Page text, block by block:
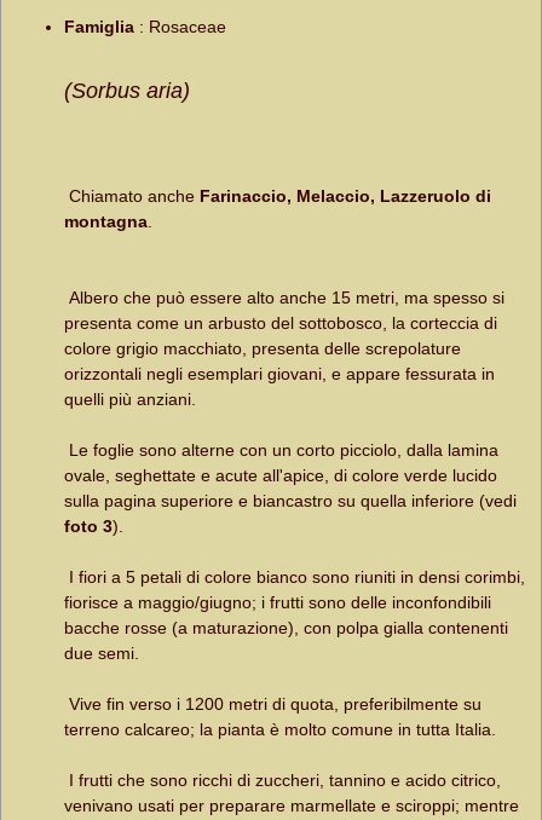
Famiglia : Rosaceae
(Sorbus aria)
Chiamato anche Farinaccio, Melaccio, Lazzeruolo di
montagna.
Albero che può essere alto anche 15 metri, ma spesso si
presenta come un arbusto del sottobosco, la corteccia di
colore grigio macchiato, presenta delle screpolature
orizzontali negli esemplari giovani, e appare fessurata in
quelli più anziani.
Le foglie sono alterne con un corto picciolo, dalla lamina
ovale, seghettate e acute all'apice, di colore verde lucido
sulla pagina superiore e biancastro su quella inferiore (vedi
foto 3).
I fiori a 5 petali di colore bianco sono riuniti in densi corimbi,
fiorisce a maggio/giugno; i frutti sono delle inconfondibili
bacche rosse (a maturazione), con polpa gialla contenenti
due semi.
Vive fin verso i 1200 metri di quota, preferibilmente su
terreno calcareo; la pianta è molto comune in tutta Italia.
I frutti che sono ricchi di zuccheri, tannino e acido citrico,
venivano usati per preparare marmellate e sciroppi; mentre